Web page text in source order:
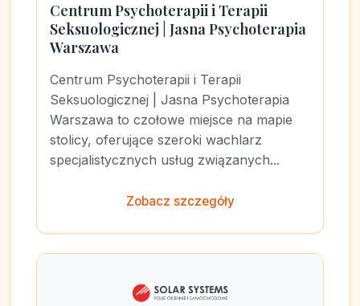
Centrum Psychoterapii i Terapii
Seksuologicznej | Jasna Psychoterapia
Warszawa
Centrum Psychoterapii i Terapii
Seksuologicznej | Jasna Psychoterapia
Warszawa to czołowe miejsce na mapie
stolicy, oferujące szeroki wachlarz
specjalistycznych usług związanych...
Zobacz szczegóły